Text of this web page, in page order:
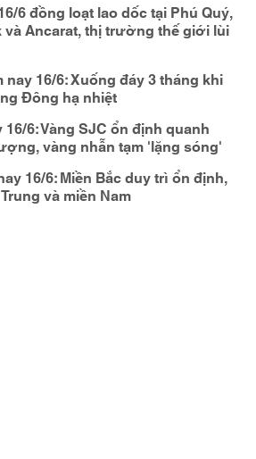
6 đồng loạt lao dốc tại Phú Quý,
và Ancarat, thị trường thế giới lùi
nay 16/6: Xuống đáy 3 tháng khi
Đông hạ nhiệt
6: Vàng SJC ổn định quanh
vàng nhẫn tạm 'lặng sóng'
16/6: Miền Bắc duy trì ổn định,
và miền Nam